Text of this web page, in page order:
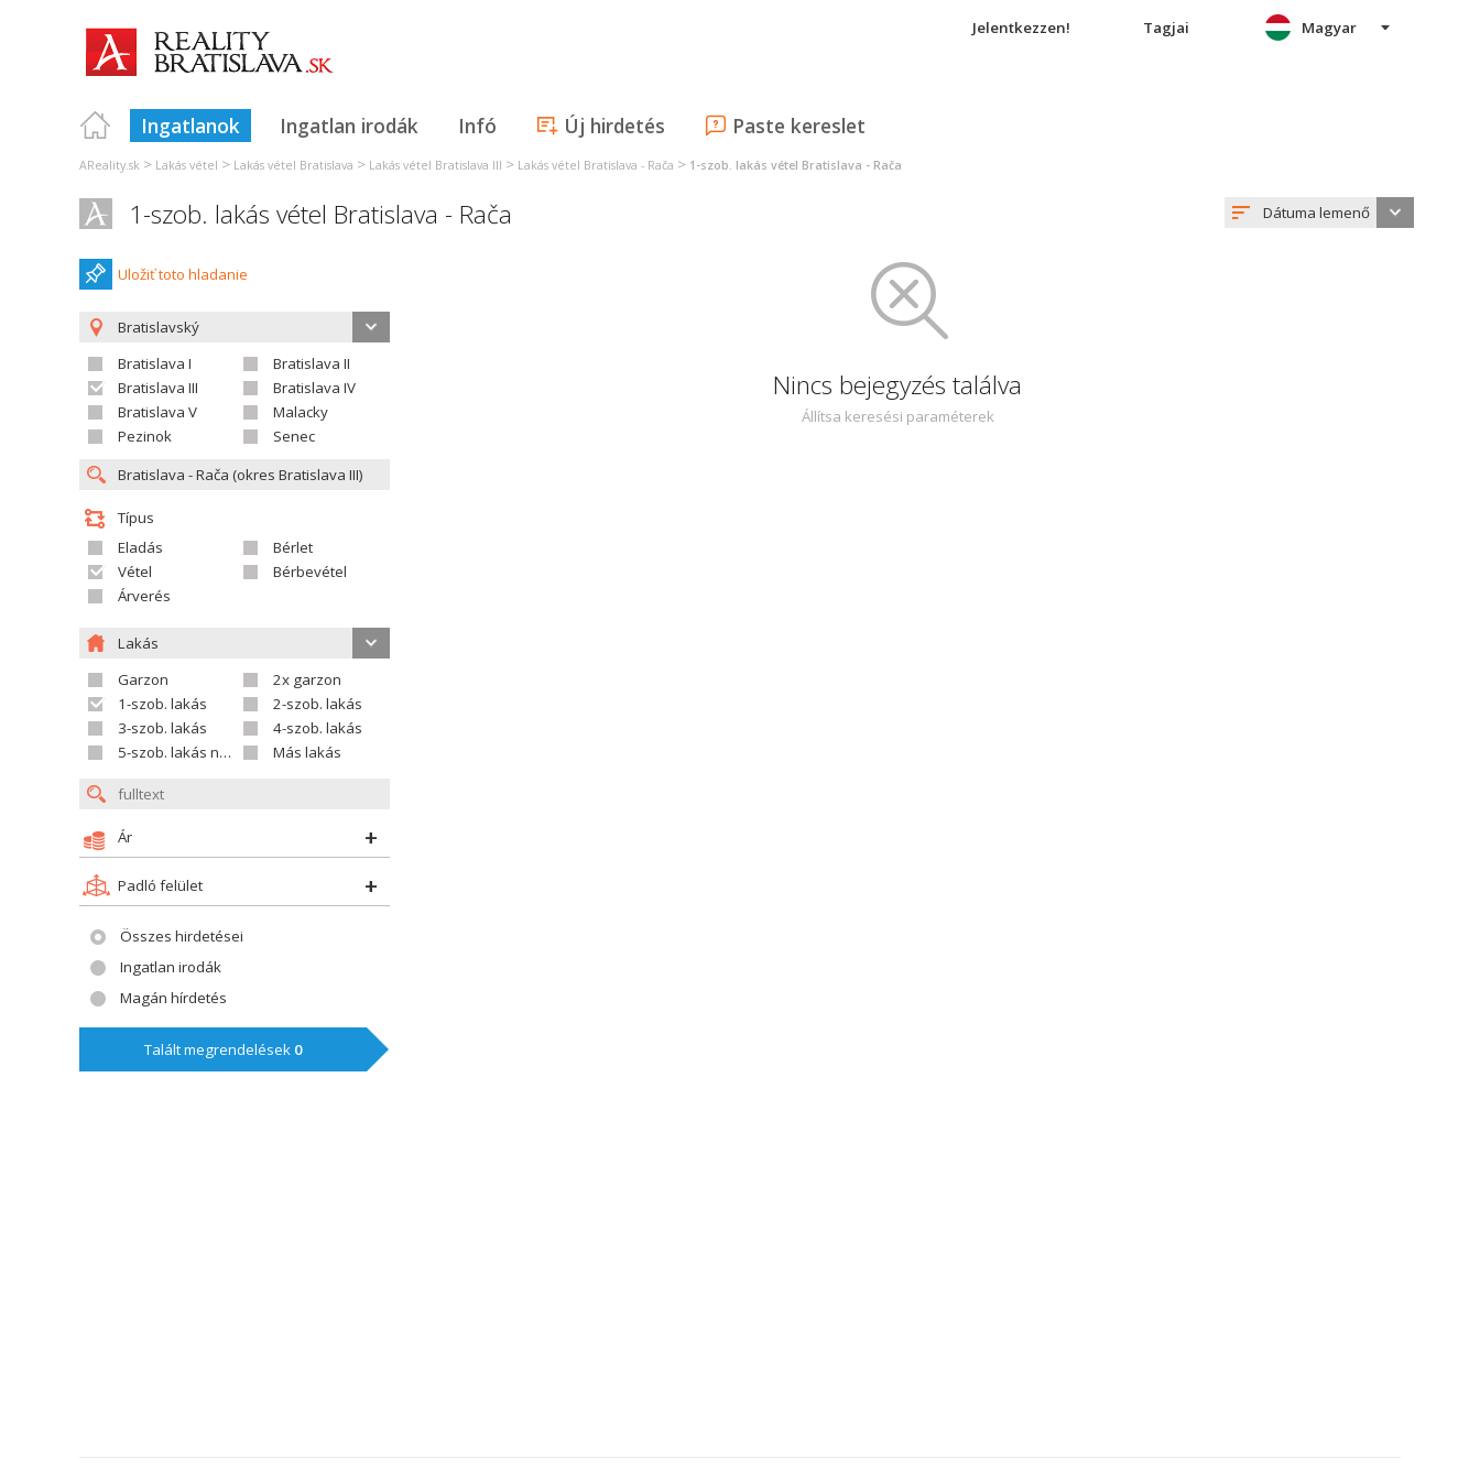
Jelentkezzen! Tagjai
Ingatlanok Ingatlan irodák Infó Új hirdetés Paste kereslet
Magyar
AReality.sk > Lakás vétel > Lakás vétel Bratislava > Lakás vétel Bratislava III > Lakás vétel Bratislava - Rača > 1-szob. lakás vétel Bratislava - Rača
1-szob. lakás vétel Bratislava - Rača Dátuma lemenő
Uložiť toto hladanie
Bratislavský
Bratislava I
Bratislava II
Bratislava III
Bratislava IV
Bratislava V
Malacky
Pezinok
Senec
Típus
Eladás
Bérlet
Vétel
Bérbevétel
Árverés
Lakás
Garzon
2x garzon
1-szob. lakás
2-szob. lakás
3-szob. lakás
4-szob. lakás
5-szob. lakás nagyobb
Más lakás
Ár
Padló felület
Összes hirdetései
Ingatlan irodák
Magán hírdetés
Talált megrendelések 0
Nincs bejegyzés találva
Állítsa keresési paraméterek